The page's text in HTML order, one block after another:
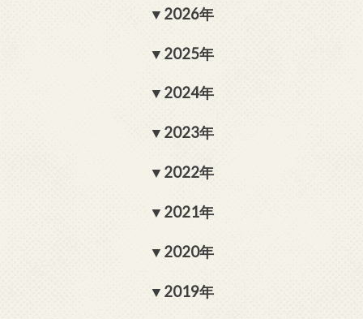
2026年
2025年
2024年
2023年
2022年
2021年
2020年
2019年